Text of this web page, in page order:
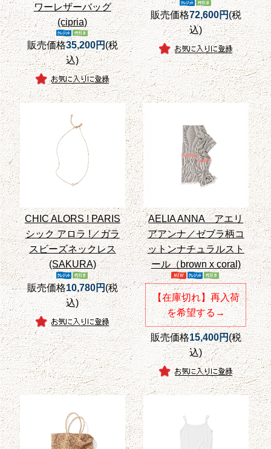
ワーレザーバッグ
(cipria)
販売価格35,200円(税
込)
販売価格72,600円(税
込)
CHIC ALORS ! PARIS
シック アロラ !／ガラ
スビーズネックレス
(SAKURA)
販売価格10,780円(税
込)
AELIA ANNA アエリ
アアンナ／ゼブラ柄コ
ットンナチュラルスト
ール（brown x coral)
【在庫切れ】再入荷
を希望する→
販売価格15,400円(税
込)